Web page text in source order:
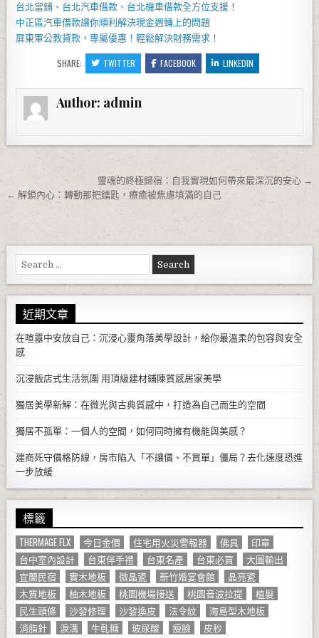
台北當鋪 、 台北汽車借款 、 台北機車借款全方位支援！
中正區汽車借款讓你順利解決現金週轉上的問題
屏東軍公教貸款 ，專屬優惠！輕鬆解決財務需求！
SHARE: TWITTER FACEBOOK LINKEDIN
Author: admin
文章導覽
靈魂的終極歸宿：自我實現如何帶來最深沉的安心 →
← 解鎖內心：轉動那把鑰匙，療癒被焦慮填滿的自己
Search for:
近期文章
在喧囂中安放自己：沉浸心靈角落美學設計，給你最溫柔的包容與安全
感
沉浸飯店式生活氛圍 用頂級建材鋪陳質感居家美學
獨居美學新解：在微光與古典質感中，打造為自己而生的空間
獨居不孤單：一個人的空間，如何同時擁有機能與美感？
建商死守價格防線，房市陷入「不讓價、不買單」僵局？去化速度恐進
一步放緩
標籤
THERMAGE FLX 今日金價 住宅用火災警報器 佛具
印章
台中室內設計
台東伴手禮 台東名產 台東必買
大圖輸出
宜蘭民宿
實木地板 微晶瓷 新竹婚宴會館
晶亮瓷
木質地板
柚木地板 桃園機場接送 桃園音波拉提
植髮
民生頭條
沙發修理 沙發換皮 法令紋
海島型木地板
消脂針
淚溝 牛軋糖 玻尿酸 瘦臉
皮秒